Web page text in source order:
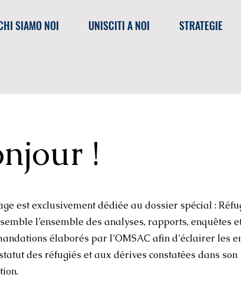
SIAMO NOI UNISCITI A NOI STRATEGIE
!
est exclusivement dédiée au dossier spécial :
l’ensemble des analyses, rapports, enquêtes
élaborés par l’OMSAC afin d’éclairer les
des réfugiés et aux dérives constatées dans son